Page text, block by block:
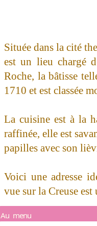
Située dans la cité
est un lieu chargé
Roche, la bâtisse
1710 et est classée
La cuisine est à la
raffinée, elle est
papilles avec son
Voici une adresse
vue sur la Creuse
Au menu